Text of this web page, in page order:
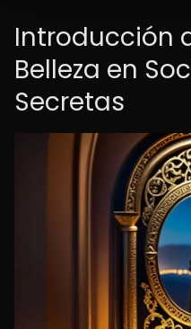
Introducción
Belleza en
Secretas